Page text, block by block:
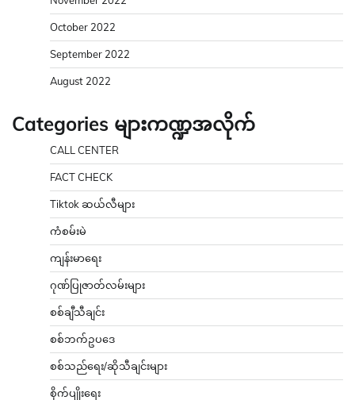
October 2022
September 2022
August 2022
Categories များကဏ္ဍအလိုက်
CALL CENTER
FACT CHECK
Tiktok ဆယ်လီများ
ကံစမ်းမဲ
ကျန်းမာရေး
ဂုဏ်ပြုဇာတ်လမ်းများ
စစ်ချီသီချင်း
စစ်ဘက်ဥပဒေ
စစ်သည်ရေး/ဆိုသီချင်းများ
စိုက်ပျိုးရေး